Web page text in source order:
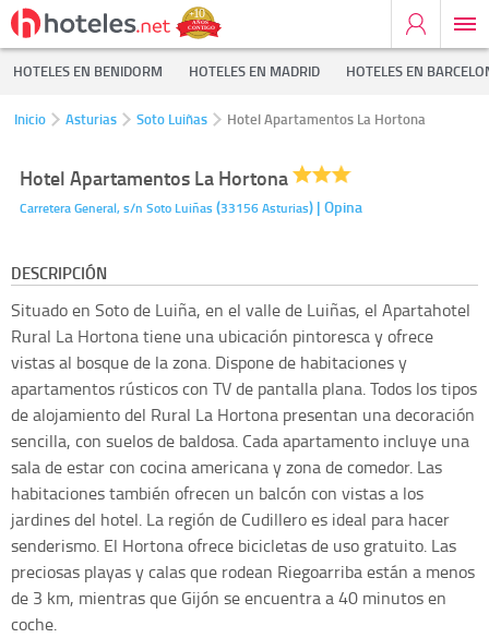
HOTELES EN BENIDORM HOTELES EN MADRID HOTELES EN
Inicio Asturias Soto Luiñas Hotel Apartamentos La Hortona
Hotel Apartamentos La Hortona
Carretera General, s/n Soto Luiñas (33156Asturias) | Opina
DESCRIPCIÓN
Situado en Soto de Luiña, en el valle de Luiñas, el Apartahotel
Rural La Hortona tiene una ubicación pintoresca y ofrece
vistas al bosque de la zona. Dispone de habitaciones y
apartamentos rústicos con TV de pantalla plana. Todos los tipos
de alojamiento del Rural La Hortona presentan una decoración
sencilla, con suelos de baldosa. Cada apartamento incluye una
sala de estar con cocina americana y zona de comedor. Las
habitaciones también ofrecen un balcón con vistas a los
jardines del hotel. La región de Cudillero es ideal para hacer
senderismo. El Hortona ofrece bicicletas de uso gratuito. Las
preciosas playas y calas que rodean Riegoarriba están a menos
de 3 km, mientras que Gijón se encuentra a 40 minutos en
coche.